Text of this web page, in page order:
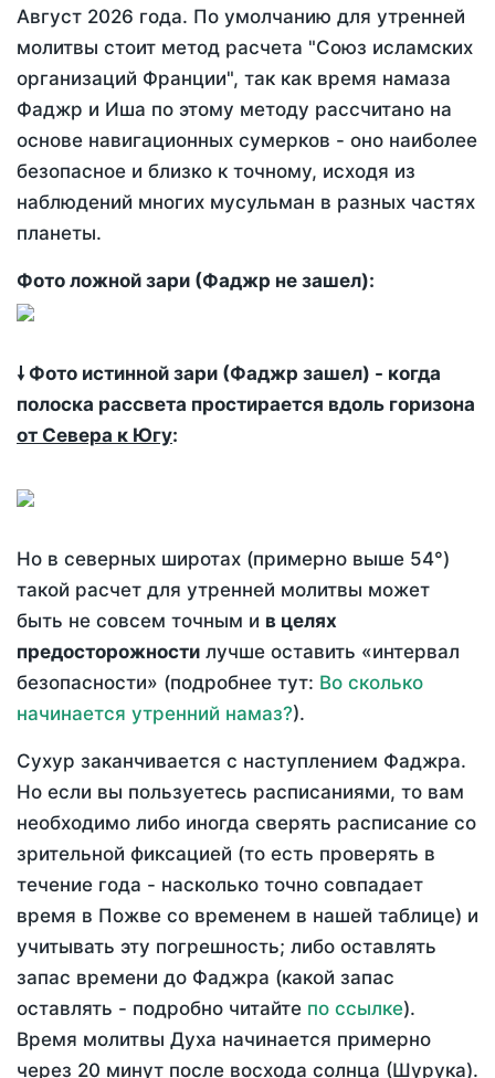
Август 2026 года. По умолчанию для утренней
молитвы стоит метод расчета "Союз исламских
организаций Франции", так как время намаза
Фаджр и Иша по этому методу рассчитано на
основе навигационных сумерков - оно наиболее
безопасное и близко к точному, исходя из
наблюдений многих мусульман в разных частях
планеты.
Фото ложной зари (Фаджр не зашел):
🠗 Фото истинной зари (Фаджр зашел) - когда
полоска рассвета простирается вдоль горизона
от Севера к Югу:
Но в северных широтах (примерно выше 54°)
такой расчет для утренней молитвы может
быть не совсем точным и в целях
предосторожности лучше оставить «интервал
безопасности» (подробнее тут: Во сколько
начинается утренний намаз?).
Сухур заканчивается с наступлением Фаджра.
Но если вы пользуетесь расписаниями, то вам
необходимо либо иногда сверять расписание со
зрительной фиксацией (то есть проверять в
течение года - насколько точно совпадает
время в Пожве со временем в нашей таблице) и
учитывать эту погрешность; либо оставлять
запас времени до Фаджра (какой запас
оставлять - подробно читайте по ссылке).
Время молитвы Духа начинается примерно
через 20 минут после восхода солнца (Шурука).